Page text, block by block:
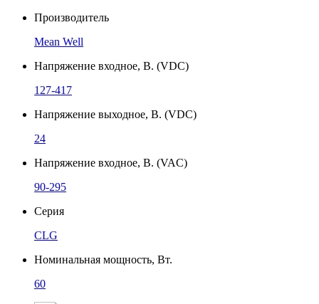
Производитель
Mean Well
Напряжение входное, В. (VDC)
127-417
Напряжение выходное, В. (VDC)
24
Напряжение входное, В. (VAC)
90-295
Серия
CLG
Номинальная мощность, Вт.
60